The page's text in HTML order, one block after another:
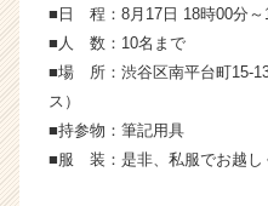
e
r
r
■日 程：8月17日 18時00分～
■人 数：10名まで
■場 所：渋谷区南平台町15-
ス）
■持参物：筆記用具
■服 装：是非、私服でお越し